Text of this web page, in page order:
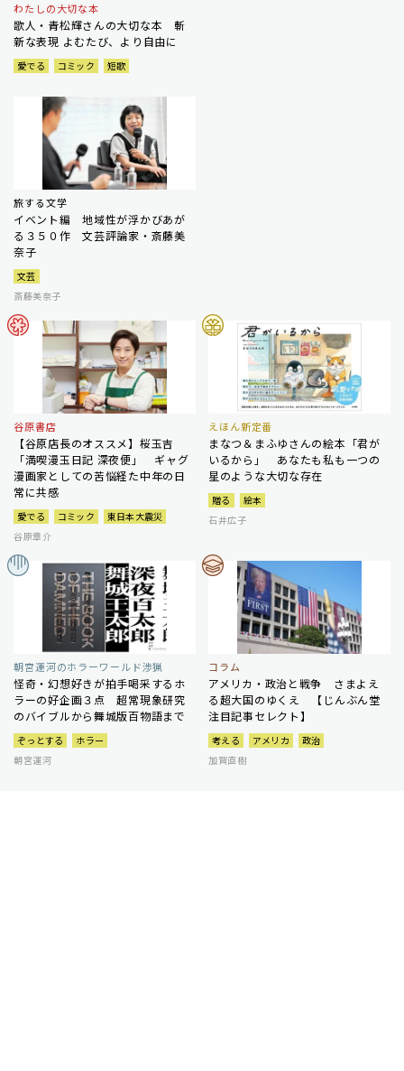
わたしの大切な本
歌人・青松輝さんの大切な本 斬
新な表現 よむたび、より自由に
愛でる コミック 短歌
旅する文学
イベント編 地域性が浮かびあが
る３５０作 文芸評論家・斎藤美
奈子
文芸
斎藤美奈子
谷原書店
【谷原店長のオススメ】桜玉吉
「満喫漫玉日記 深夜便」 ギャグ
漫画家としての苦悩経た中年の日
常に共感
愛でる コミック
東日本大震災
谷原章介
えほん新定番
まなつ＆まふゆさんの絵本「君が
いるから」 あなたも私も一つの
星のような大切な存在
贈る
絵本
石井広子
朝宮運河のホラーワールド渉猟
怪奇・幻想好きが拍手喝采するホ
ラーの好企画３点 超常現象研究
のバイブルから舞城版百物語まで
ぞっとする
ホラー
朝宮運河
コラム
アメリカ・政治と戦争 さまよえ
る超大国のゆくえ 【じんぶん堂
注目記事セレクト】
考える アメリカ
政治
加賀直樹